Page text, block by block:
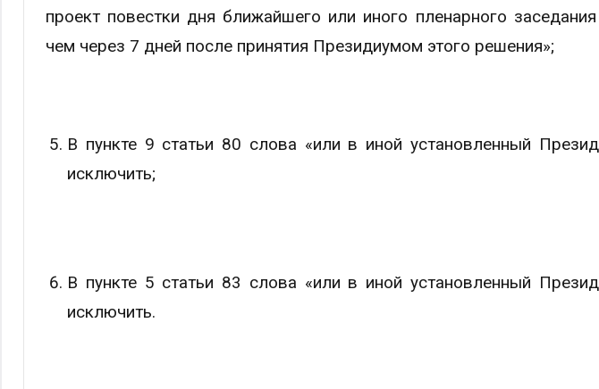
проект повестки дня ближайшего или иного пленарного
чем через 7 дней после принятия Президиумом этого решения»;
В пункте 9 статьи 80 слова «или в иной установленный
исключить;
В пункте 5 статьи 83 слова «или в иной установленный
исключить.